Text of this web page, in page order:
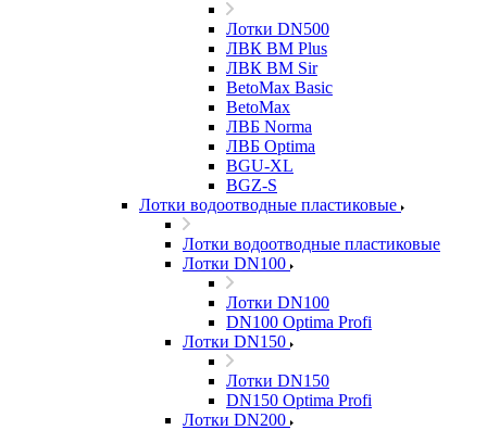
Лотки DN500
ЛВК ВМ Plus
ЛВК ВМ Sir
BetoMax Basic
BetoMax
ЛВБ Norma
ЛВБ Optima
BGU-XL
BGZ-S
Лотки водоотводные пластиковые
Лотки водоотводные пластиковые
Лотки DN100
Лотки DN100
DN100 Optima Profi
Лотки DN150
Лотки DN150
DN150 Optima Profi
Лотки DN200